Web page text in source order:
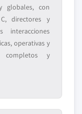
globales, con
directores y
operativas y
completos y